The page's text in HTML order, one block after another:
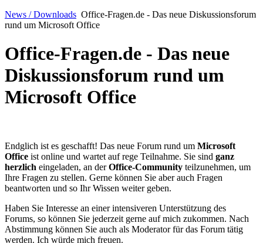
News / Downloads Office-Fragen.de - Das neue Diskussionsforum
rund um Microsoft Office
Office-Fragen.de - Das neue
Diskussionsforum rund um
Microsoft Office
Endglich ist es geschafft! Das neue Forum rund um Microsoft
Office ist online und wartet auf rege Teilnahme. Sie sind ganz
herzlich eingeladen, an derOffice-Community teilzunehmen, um
Ihre Fragen zu stellen. Gerne können Sie aber auch Fragen
beantworten und so Ihr Wissen weiter geben.
Haben Sie Interesse an einer intensiveren Unterstützung des
Forums, so können Sie jederzeit gerne auf mich zukommen. Nach
Abstimmung können Sie auch als Moderator für das Forum tätig
werden. Ich würde mich freuen.